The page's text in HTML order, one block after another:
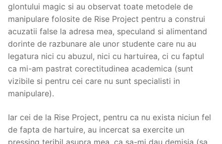
glontului magic si au observat toate metodele de
manipulare folosite de Rise Project pentru a construi
acuzatii false la adresa mea, speculand si alimentand
dorinte de razbunare ale unor studente care nu au
legatura nici cu abuzul, nici cu hartuirea, ci cu faptul
ca mi-am pastrat corectitudinea academica (sunt
vizibile si pentru cei care nu sunt specialisti in
manipulare).
Iar cei de la Rise Project, pentru ca nu exista niciun fel
de fapta de hartuire, au incercat sa exercite un
pressing teribil asupra mea, ca sa-mi dau demisia (sa